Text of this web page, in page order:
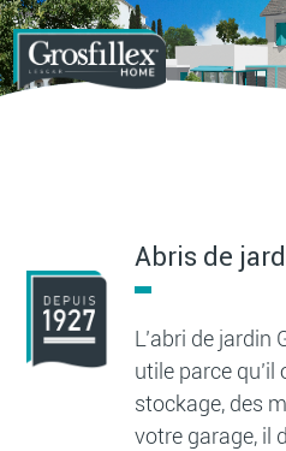
Aller
au
contenu
principal
Abris de
L’abri de jardin
utile parce qu’il
stockage, des
votre garage, il